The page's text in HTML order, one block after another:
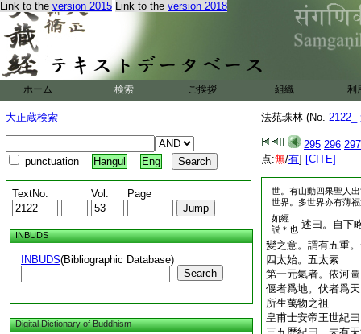
Link to the version 2015 Link to the version 2018
ホーム 検索 ご挨拶 組織 利
大正蔵検索
punctuation Hangul Eng
TextNo. Vol. Page
INBUDS
INBUDS(Bibliographic Database)
Search
Digital Dictionary of Buddhism
法苑珠林 (No. 2122_
295 296 297
点:無/有] [CITE]
所持。水依虚空。
亦動。水動地便大
神足所欲自在
神下生。是時地動
滿十月當出母胎。
薩出家於道場坐。
大動。是七動也。
世。有山動四果聖人
世界。多世界亦有薄
如經
説＊也 述曰。自下
變之意。謂有五重
四太始。五太素
第一元氣者。依河
偃者爲地。伏者爲
所生萬物之祖
皇甫士安帝王世紀